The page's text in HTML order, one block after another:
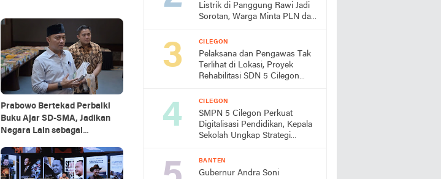
Prabowo Bertekad Perbaiki
Buku Ajar SD-SMA, Jadikan
Negara Lain sebagai
Listrik di Panggung Rawi Jadi
Sorotan, Warga Minta PLN dan
CILEGON
Pelaksana dan Pengawas Tak
Terlihat di Lokasi, Proyek
Rehabilitasi SDN 5 Cilegon
Turun Tangan
CILEGON
SMPN 5 Cilegon Perkuat
Digitalisasi Pendidikan, Kepala
Sekolah Ungkap Strategi
Unggulan Siswa
BANTEN
Gubernur Andra Soni